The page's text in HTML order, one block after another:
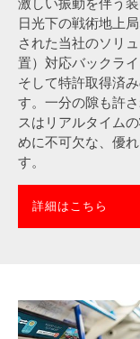
日光下の戦術地上
された当社のソリ
置）対応バックラ
そして特許取得済
す。一分の隙も許
スはリアルタイム
めに不可欠な、優
す。
詳細はこちら